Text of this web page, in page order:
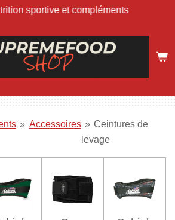
sportive et compléments
» Accessoires » Ceintures de
levage